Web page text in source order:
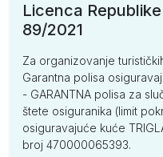
Licenca
89/2021
Za organizovanje
Garantna polisa
- GARANTNA polisa za
štete osiguranika (limit
osiguravajuće kuće
broj 470000065393.